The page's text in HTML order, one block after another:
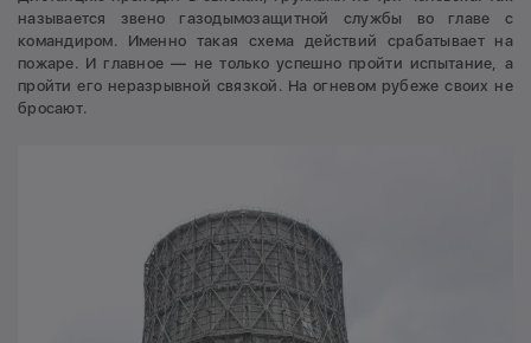
называется звено газодымозащитной службы во главе с
командиром. Именно такая схема действий срабатывает на
пожаре. И главное — не только успешно пройти испытание, а
пройти его неразрывной связкой. На огневом рубеже своих не
бросают.